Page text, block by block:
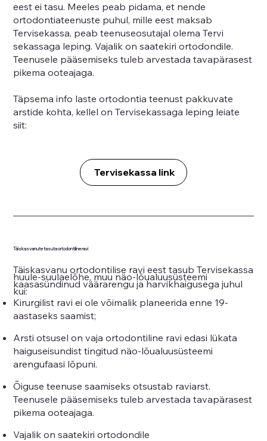
eest ei tasu. Meeles peab pidama, et nende
ortodontiateenuste puhul, mille eest maksab
Tervisekassa, peab teenuseosutajal olema Tervi​​​​​​​
sekassaga leping. Vajalik on saatekiri ortodondile.
Teenusele pääsemiseks tuleb arvestada tavapärasest
pikema ooteajaga.
Täpsema info laste ortodontia teenust pakkuvate
arstide kohta, kellel on Tervisekassaga leping leiate
siit:
Tervisekassa link
Täiskasvanute tasuta ortodontiline ravi
Täiskasvanu ortodontilise ravi eest tasub Tervisekassa
huule-suulaelõhe, muu näo-lõualuusüsteemi
kaasasündinud väärarengu ja harvikhaigusega juhul
kui:
Kirurgilist ravi ei ole võimalik planeerida enne 19-
aastaseks saamist;
Arsti otsusel on vaja ortodontiline ravi edasi lükata
haiguseisundist tingitud näo-lõualuusüsteemi
arengufaasi lõpuni.
Õiguse teenuse saamiseks otsustab raviarst.
Teenusele pääsemiseks tuleb arvestada tavapärasest
pikema ooteajaga.
Vajalik on saatekiri ortodondile